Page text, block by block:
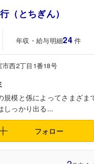
（とちぎん）
年収・給与明細24 件
市西2丁目1番18号
模と係によってさまざ
しっかり出る...
フォロー